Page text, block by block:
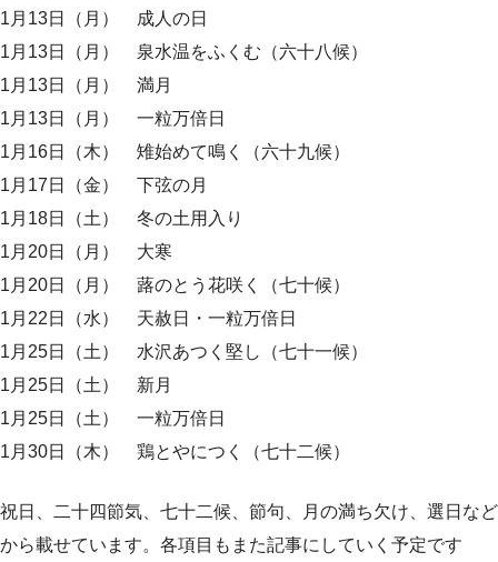
1月13日（月） 成人の日
1月13日（月） 泉水温をふくむ（六十八候）
1月13日（月） 満月
1月13日（月） 一粒万倍日
1月16日（木） 雉始めて鳴く（六十九候）
1月17日（金） 下弦の月
1月18日（土） 冬の土用入り
1月20日（月） 大寒
1月20日（月） 蕗のとう花咲く（七十候）
1月22日（水） 天赦日・一粒万倍日
1月25日（土） 水沢あつく堅し（七十一候）
1月25日（土） 新月
1月25日（土） 一粒万倍日
1月30日（木） 鶏とやにつく（七十二候）
祝日、二十四節気、七十二候、節句、月の満ち欠け、選日など
から載せています。各項目もまた記事にしていく予定です